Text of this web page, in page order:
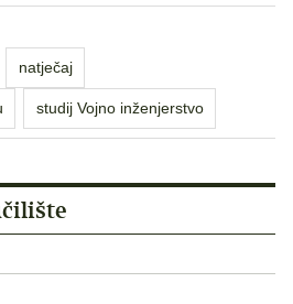
natječaj
studij Vojno inženjerstvo